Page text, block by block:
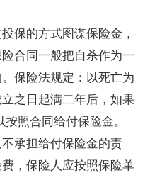
的方式图谋保险金，
合同一般把自杀作为一
保险法规定：以死亡为
之日起满二年后，如果
照合同给付保险金。
承担给付保险金的责
，保险人应按照保险单